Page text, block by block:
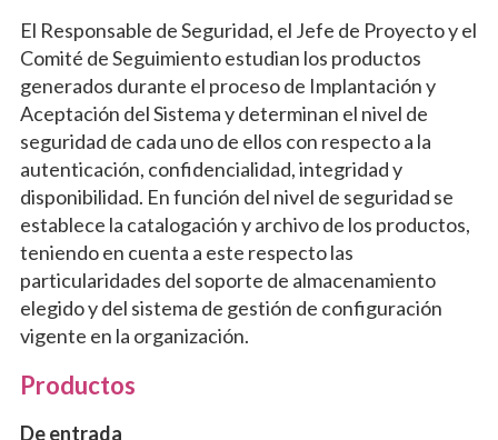
El Responsable de Seguridad, el Jefe de Proyecto y el
Comité de Seguimiento estudian los productos
generados durante el proceso de Implantación y
Aceptación del Sistema y determinan el nivel de
seguridad de cada uno de ellos con respecto a la
autenticación, confidencialidad, integridad y
disponibilidad. En función del nivel de seguridad se
establece la catalogación y archivo de los productos,
teniendo en cuenta a este respecto las
particularidades del soporte de almacenamiento
elegido y del sistema de gestión de configuración
vigente en la organización.
Productos
De entrada